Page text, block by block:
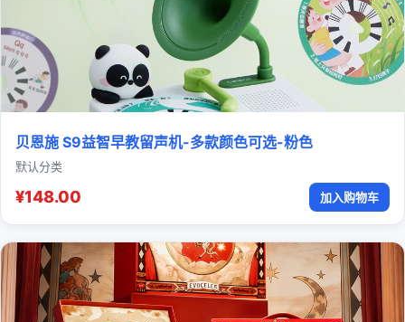
贝恩施 S9益智早教留声机-多款颜色可选-粉色
默认分类
¥148.00 加入购物车